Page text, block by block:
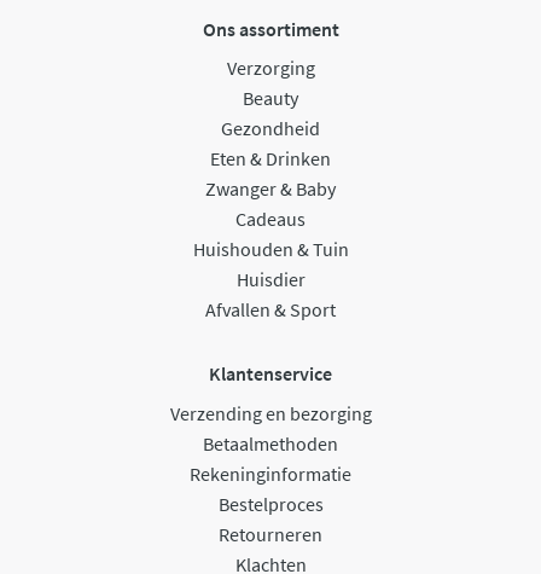
Ons assortiment
Verzorging
Beauty
Gezondheid
Eten & Drinken
Zwanger & Baby
Cadeaus
Huishouden & Tuin
Huisdier
Afvallen & Sport
Klantenservice
Verzending en bezorging
Betaalmethoden
Rekeninginformatie
Bestelproces
Retourneren
Klachten